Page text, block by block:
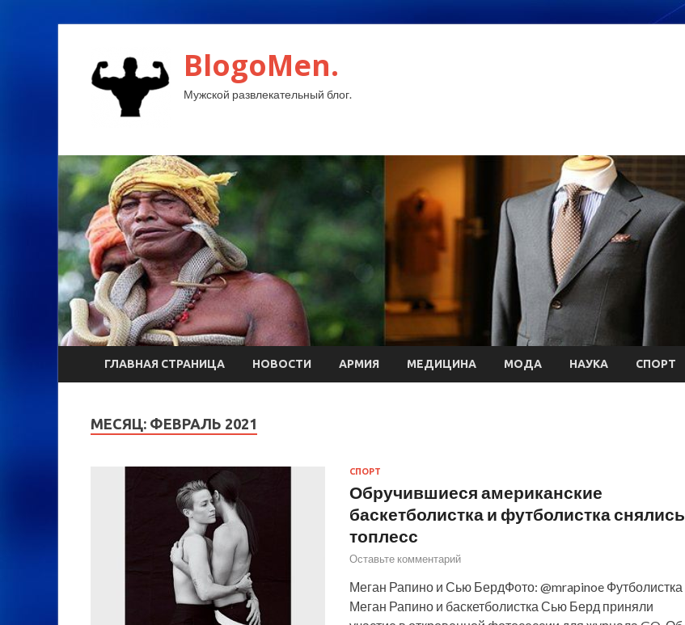
BlogoMen.
Мужской развлекательный блог.
ГЛАВНАЯ СТРАНИЦА НОВОСТИ АРМИЯ МЕДИЦИНА МОДА НАУКА СПОРТ
МЕСЯЦ: ФЕВРАЛЬ 2021
СПОРТ
Обручившиеся американские
баскетболистка и футболистка снялись
топлесс
Оставьте комментарий
Меган Рапино и Сью БердФото: @mrapinoe Футболистка
Меган Рапино и баскетболистка Сью Берд приняли